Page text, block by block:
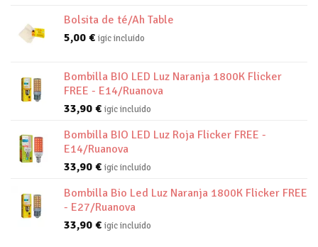
Bolsita de té/Ah Table
5,00 € igic incluido
Bombilla BIO LED Luz Naranja 1800K Flicker
FREE - E14/Ruanova
33,90 € igic incluido
Bombilla BIO LED Luz Roja Flicker FREE -
E14/Ruanova
33,90 € igic incluido
Bombilla Bio Led Luz Naranja 1800K Flicker FREE
- E27/Ruanova
33,90 € igic incluido